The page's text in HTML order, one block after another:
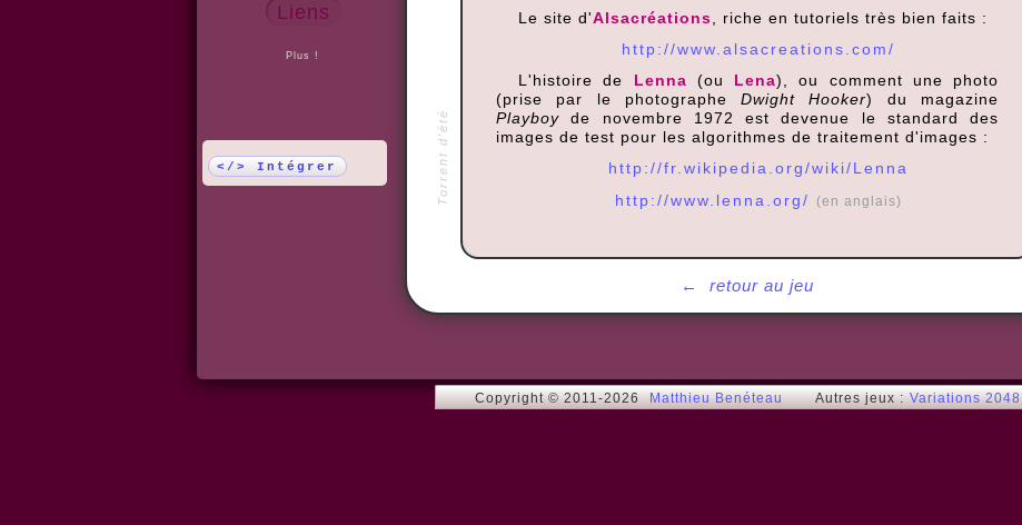
Liens
Plus !
</> Intégrer Torrent d'été
← retour au jeu
Le site d'Alsacréations , riche en tutoriels très bien faits :
http://www.alsacreations.com/
L'histoire de Lenna (ou Lena), ou comment une photo
(prise par le photographeDwight Hooker) du magazine
Playboy de novembre 1972 est devenue le standard des
images de test pour les algorithmes de traitement d'images :
http://fr.wikipedia.org/wiki/Lenna
http://www.lenna.org/
(en anglais)
Copyright © 2011-2026 Matthieu Benéteau Autres jeux : Variations 2048